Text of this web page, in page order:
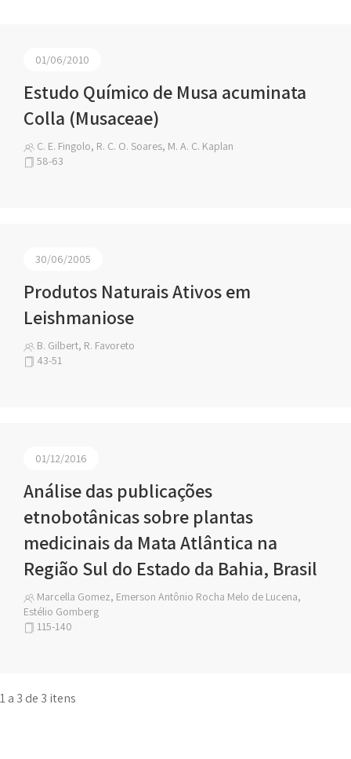
01/06/2010
Estudo Químico de Musa acuminata
Colla (Musaceae)
C. E. Fingolo, R. C. O. Soares, M. A. C. Kaplan
58-63
30/06/2005
Produtos Naturais Ativos em
Leishmaniose
B. Gilbert, R. Favoreto
43-51
01/12/2016
Análise das publicações
etnobotânicas sobre plantas
medicinais da Mata Atlântica na
Região Sul do Estado da Bahia, Brasil
Marcella Gomez, Emerson Antônio Rocha Melo de Lucena,
Estélio Gomberg
115-140
1 a 3 de 3 itens